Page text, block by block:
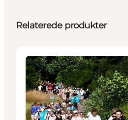
Relaterede produkter
Begivenheder